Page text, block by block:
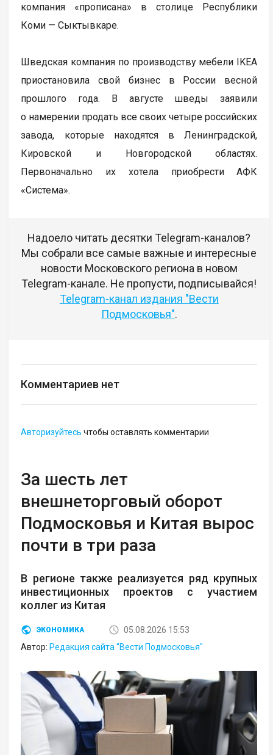
компания «прописана» в столице Республики
Коми — Сыктывкаре.
Шведская компания по производству мебели IKEA
приостановила свой бизнес в России весной
прошлого года. В августе шведы заявили
о намерении продать все своих четыре российских
завода, которые находятся в Ленинградской,
Кировской и Новгородской областях.
Первоначально их хотела приобрести АФК
«Система».
Надоело читать десятки Telegram-каналов?
Мы собрали все самые важные и интересные
новости Московского региона в новом
Telegram-канале. Не пропусти, подписывайся!
Telegram-канал издания "Вести
Подмосковья".
Комментариев нет
Авторизуйтесь чтобы оставлять комментарии
За шесть лет
внешнеторговый оборот
Подмосковья и Китая вырос
почти в три раза
В регионе также реализуется ряд крупных
инвестиционных проектов с участием
коллег из Китая
ЭКОНОМИКА
05.08.2026 15:53
Автор: Редакция сайта "Вести Подмосковья"